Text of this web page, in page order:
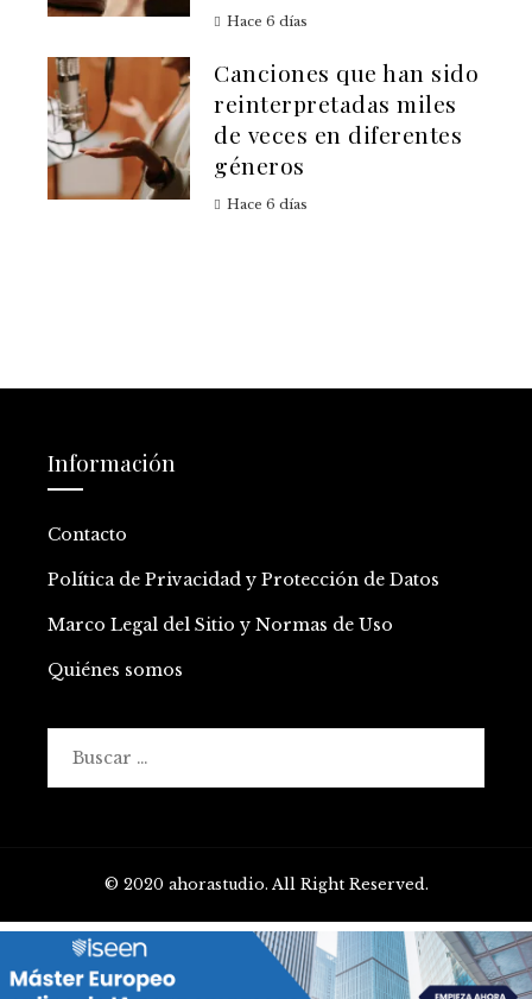
Hace 6 días
Canciones que han sido
reinterpretadas miles
de veces en diferentes
géneros
Hace 6 días
Información
Contacto
Política de Privacidad y Protección de Datos
Marco Legal del Sitio y Normas de Uso
Quiénes somos
© 2020 ahorastudio. All Right Reserved.